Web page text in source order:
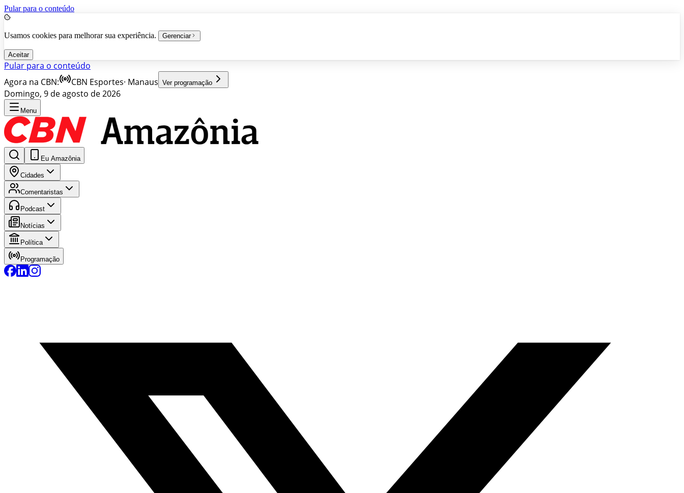
Pular para o conteúdo
Usamos cookies para melhorar sua experiência. Gerenciar
Aceitar
Pular para o conteúdo
Agora na CBN:
CBN Esportes· Manaus Ver programação
Domingo, 9 de agosto de 2026
Menu
Eu Amazônia
Cidades
Comentaristas
Podcast
Notícias
Política
Programação